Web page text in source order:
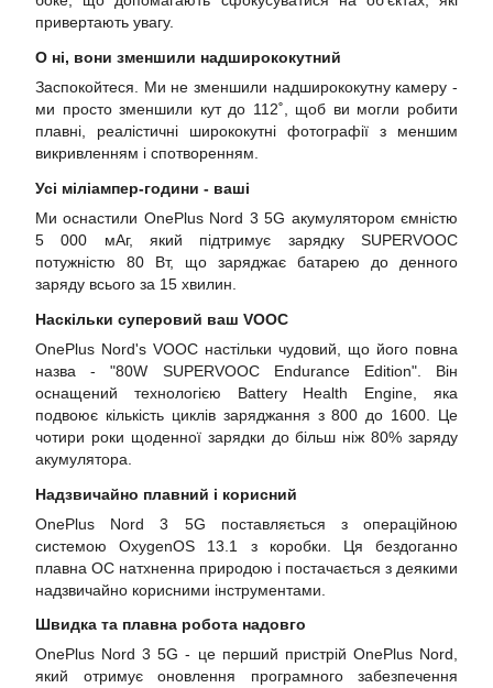
привертають увагу.
О ні, вони зменшили надширококутний
Заспокойтеся. Ми не зменшили надширококутну камеру -
ми просто зменшили кут до 112˚, щоб ви могли робити
плавні, реалістичні ширококутні фотографії з меншим
викривленням і спотворенням.
Усі міліампер-години - ваші
Ми оснастили OnePlus Nord 3 5G акумулятором ємністю
5 000 мАг, який підтримує зарядку SUPERVOOC
потужністю 80 Вт, що заряджає батарею до денного
заряду всього за 15 хвилин.
Наскільки суперовий ваш VOOC
OnePlus Nord's VOOC настільки чудовий, що його повна
назва - "80W SUPERVOOC Endurance Edition". Він
оснащений технологією Battery Health Engine, яка
подвоює кількість циклів заряджання з 800 до 1600. Це
чотири роки щоденної зарядки до більш ніж 80% заряду
акумулятора.
Надзвичайно плавний і корисний
OnePlus Nord 3 5G поставляється з операційною
системою OxygenOS 13.1 з коробки. Ця бездоганно
плавна ОС натхненна природою і постачається з деякими
надзвичайно корисними інструментами.
Швидка та плавна робота надовго
OnePlus Nord 3 5G - це перший пристрій OnePlus Nord,
який отримує оновлення програмного забезпечення